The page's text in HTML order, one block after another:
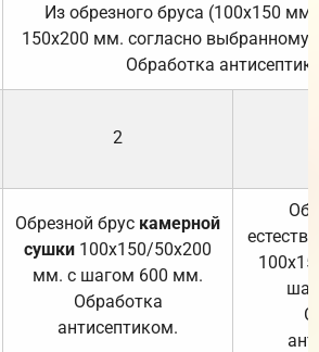
Из обрезного бруса (100х150
150х200 мм. согласно выбранному
Обработка
2
Обрезной брус камерной
сушки 100х150/50х200
мм. с шагом 600 мм.
Обработка
антисептиком.